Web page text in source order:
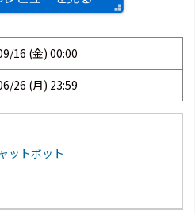
16 (金) 00:00
26 (月) 23:59
ットボット